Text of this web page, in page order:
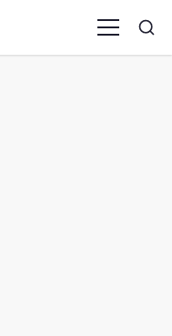
Menu